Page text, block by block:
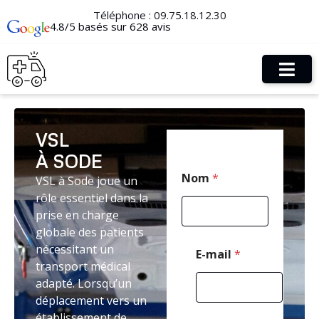
Téléphone : 09.75.18.12.30
4.8/5 basés sur 628 avis
VSL
À SODE
VSL à Sode joue un
rôle essentiel dans la
prise en charge
globale des patients
nécessitant un
transport médical
adapté. Lorsqu’un
déplacement vers un
Nom *
E-mail *
T
é
l
é
p
o
C
o